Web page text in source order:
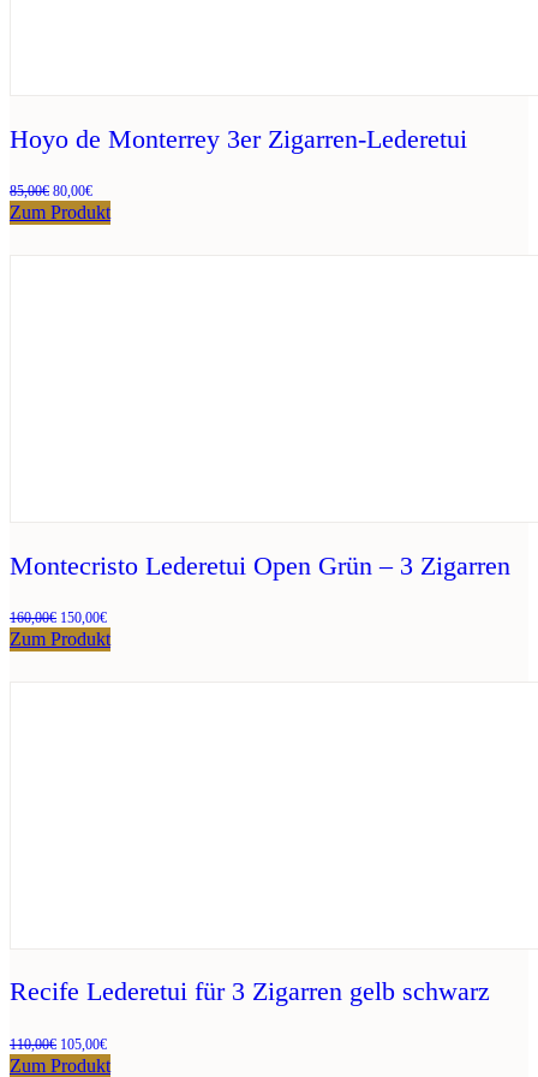
Hoyo de Monterrey 3er Zigarren-Lederetui
85,00€ Ursprünglicher
Preis
war:
80,00€Aktueller
Preis
ist:
Zum Produkt
Montecristo Lederetui Open Grün – 3 Zigarren
160,00€ Ursprünglicher
Preis
war:
150,00€Aktueller
Preis
ist:
Zum Produkt
Recife Lederetui für 3 Zigarren gelb schwarz
110,00€ Ursprünglicher
Preis
105,00€Aktueller
Preis
Zum Produkt